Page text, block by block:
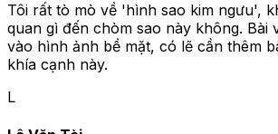
Tôi rất tò mò về 'hình sao kim ngưu',
quan gì đến chòm sao này không. Bài
vào hình ảnh bề mặt, có lẽ cần thêm
khía cạnh này.
L